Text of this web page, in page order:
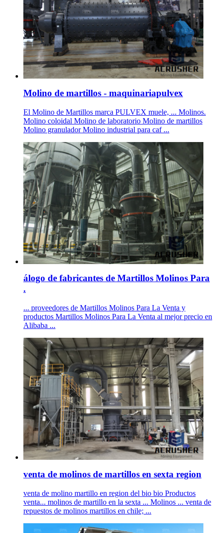
Molino de martillos - maquinariapulvex
El Molino de Martillos marca PULVEX muele, ... Molinos.
Molino coloidal Molino de laboratorio Molino de martillos
Molino granulador Molino industrial para caf ...
álogo de fabricantes de Martillos Molinos Para
.
... proveedores de Martillos Molinos Para La Venta y
productos Martillos Molinos Para La Venta al mejor precio en
Alibaba ...
venta de molinos de martillos en sexta region
venta de molino martillo en region del bio bio Productos
venta... molinos de martillo en la sexta ... Molinos ... venta de
repuestos de molinos martillos en chile; ...